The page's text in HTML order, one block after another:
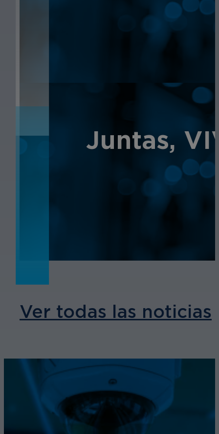
NOTICIAS
NOTICIAS
Juntas,
Ver todas las noticias